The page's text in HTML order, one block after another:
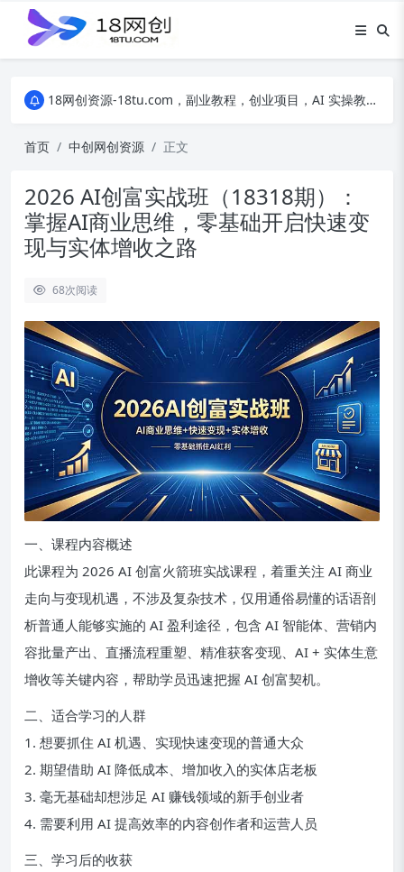
18网创资源-18tu.com，副业教程，创业项目，AI 实操教程，自媒体运营，电商干货，精品网盘资源，线上副业技巧，短视频创作教程
首页
中创网创资源 正文
2026 AI创富实战班（18318期）：
掌握AI商业思维，零基础开启快速变
现与实体增收之路
68次阅读
一、课程内容概述
此课程为 2026 AI 创富火箭班实战课程，着重关注 AI 商业
走向与变现机遇，不涉及复杂技术，仅用通俗易懂的话语剖
析普通人能够实施的 AI 盈利途径，包含 AI 智能体、营销内
容批量产出、直播流程重塑、精准获客变现、AI + 实体生意
增收等关键内容，帮助学员迅速把握 AI 创富契机。
二、适合学习的人群
1. 想要抓住 AI 机遇、实现快速变现的普通大众
2. 期望借助 AI 降低成本、增加收入的实体店老板
3. 毫无基础却想涉足 AI 赚钱领域的新手创业者
4. 需要利用 AI 提高效率的内容创作者和运营人员
三、学习后的收获